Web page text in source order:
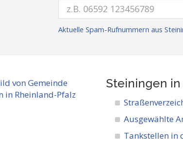
Aktuelle Spam-Rufnummern aus
Steiningen
Ausgewählte
Tankstellen in